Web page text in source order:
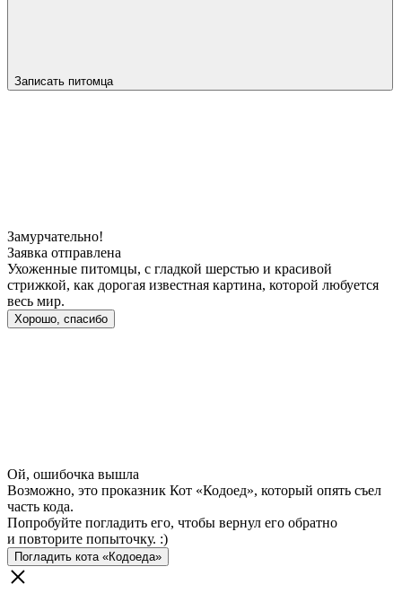
Записать питомца
Замурчательно!
Заявка отправлена
Ухоженные питомцы, с гладкой шерстью и красивой
стрижкой, как дорогая известная картина, которой любуется
весь мир.
Хорошо, спасибо
Ой, ошибочка вышла
Возможно, это проказник Кот «Кодоед», который опять съел
часть кода.
Попробуйте погладить его, чтобы вернул его обратно
и повторите попыточку. :)
Погладить кота «Кодоеда»